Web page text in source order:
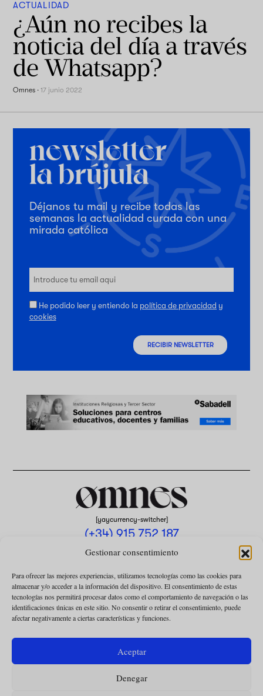
Gestionar consentimiento
Para ofrecer las mejores experiencias, utilizamos tecnologías como las cookies para
almacenar y/o acceder a la información del dispositivo. El consentimiento de estas
tecnologías nos permitirá procesar datos como el comportamiento de navegación o las
identificaciones únicas en este sitio. No consentir o retirar el consentimiento, puede
afectar negativamente a ciertas características y funciones.
Aceptar
Denegar
ACTUALIDAD
¿Aún no recibes la
noticia del día a través
de Whatsapp?
Omnes ·17 junio 2022
Déjanos tu mail y recibe todas las
semanas la actualidad curada con una
mirada católica
He podido leer y entiendo la política de privacidad y
cookies
RECIBIR NEWSLETTER
[yaycurrency-switcher]
(+34) 915 752 187
omnes@omnesmag.com
POLÍTICA DE PRIVACIDAD
USO DE COOKIES
CONDICIONES DE LA COLABORACIÓN